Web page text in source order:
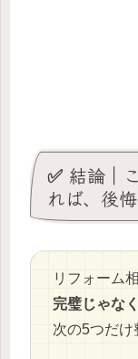
✅ 結論｜
れば、後
リフォーム
完璧じゃな
次の5つだけ